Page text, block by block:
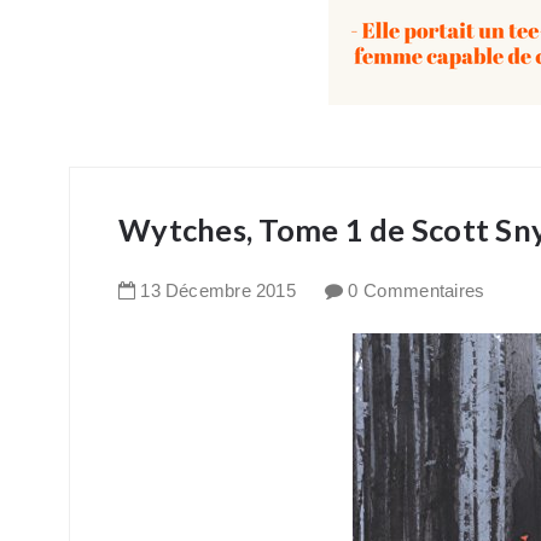
Wytches, Tome 1 de Scott
13 Décembre 2015 0 Commentaires